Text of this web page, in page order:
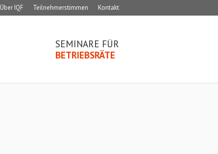
Über IQF Teilnehmerstimmen Kontakt
SEMINARE FÜR
BETRIEBSRÄTE